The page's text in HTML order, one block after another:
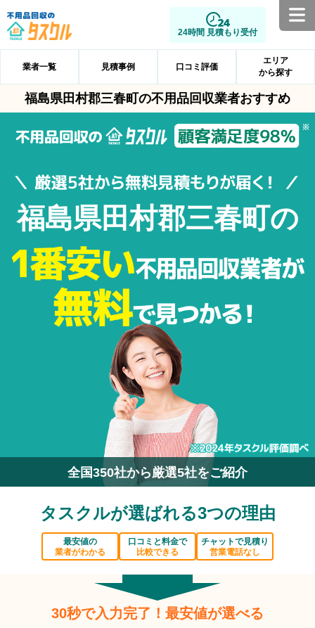
24時間 見積もり受付
業者一覧 見積事例 口コミ評価
エリア
から探す
福島県田村郡三春町の不用品回収業者おすすめ
福島県田村郡三春町の
全国350社から厳選5社をご紹介
タスクルが選ばれる3つの理由
最安値の
業者がわかる
口コミと料金で
比較できる
チャットで見積り
営業電話なし
30秒で入力完了！最安値が選べる